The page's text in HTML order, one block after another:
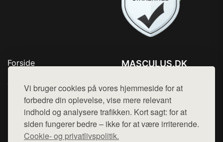
Vi bruger cookies på vores hjemmeside for at
forbedre din oplevelse, vise mere relevant
indhold og analysere trafikken. Kort sagt: for at
siden fungerer bedre – ikke for at være irriterende.
Cookie- og privatlivspolitik.
Forside
Top Rabatter
Kontakt
MASCULUS.DK
Mail: hej@want.dk
Cookie- og privatlivspolitik